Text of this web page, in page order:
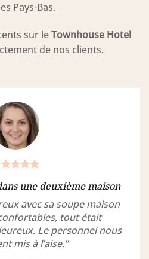
Pays-Bas.
sur leTownhouse Hotel
de nos clients.
une deuxième maison
avec sa soupe maison
tout était
Le personnel nous
mis à l’aise.”